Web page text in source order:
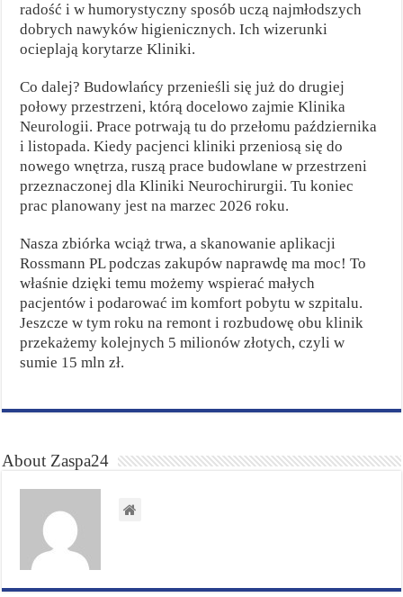
radość i w humorystyczny sposób uczą najmłodszych
dobrych nawyków higienicznych. Ich wizerunki
ocieplają korytarze Kliniki.
Co dalej? Budowlańcy przenieśli się już do drugiej
połowy przestrzeni, którą docelowo zajmie Klinika
Neurologii. Prace potrwają tu do przełomu października
i listopada. Kiedy pacjenci kliniki przeniosą się do
nowego wnętrza, ruszą prace budowlane w przestrzeni
przeznaczonej dla Kliniki Neurochirurgii. Tu koniec
prac planowany jest na marzec 2026 roku.
Nasza zbiórka wciąż trwa, a skanowanie aplikacji
Rossmann PL podczas zakupów naprawdę ma moc! To
właśnie dzięki temu możemy wspierać małych
pacjentów i podarować im komfort pobytu w szpitalu.
Jeszcze w tym roku na remont i rozbudowę obu klinik
przekażemy kolejnych 5 milionów złotych, czyli w
sumie 15 mln zł.
About Zaspa24